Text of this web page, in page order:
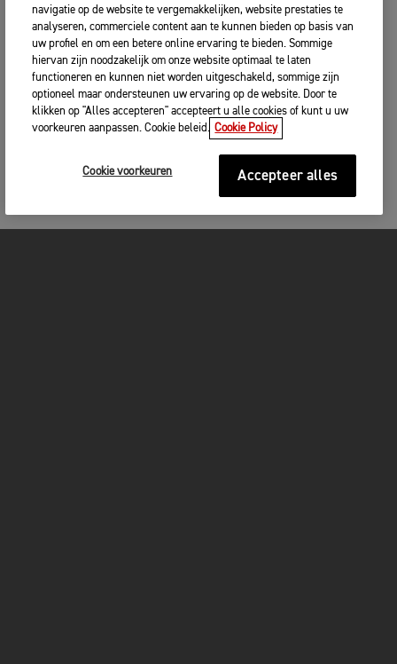
navigatie op de website te vergemakkelijken, website prestaties te
analyseren, commerciele content aan te kunnen bieden op basis van
uw profiel en om een betere online ervaring te bieden. Sommige
hiervan zijn noodzakelijk om onze website optimaal te laten
functioneren en kunnen niet worden uitgeschakeld, sommige zijn
optioneel maar ondersteunen uw ervaring op de website. Door te
klikken op "Alles accepteren" accepteert u alle cookies of kunt u uw
voorkeuren aanpassen. Cookie beleid. Cookie Policy
Cookie voorkeuren Accepteer alles